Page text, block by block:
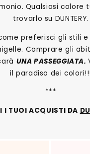
Qualsiasi colore
trovarlo su DUNTERY.
preferisci gli stili
Comprare gli
UNA PASSEGGIATA.
il paradiso dei colori!!!
***
I TUOI ACQUISTI DA